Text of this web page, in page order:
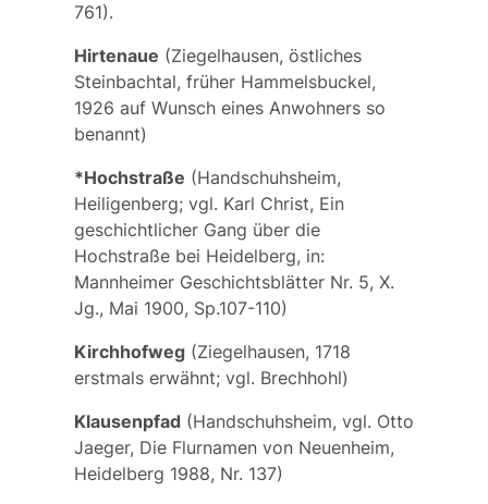
761).
Hirtenaue (Ziegelhausen, östliches
Steinbachtal, früher Hammelsbuckel,
1926 auf Wunsch eines Anwohners so
benannt)
*Hochstraße (Handschuhsheim,
Heiligenberg; vgl. Karl Christ, Ein
geschichtlicher Gang über die
Hochstraße bei Heidelberg, in:
Mannheimer Geschichtsblätter Nr. 5, X.
Jg., Mai 1900, Sp.107-110)
Kirchhofweg(Ziegelhausen, 1718
erstmals erwähnt; vgl. Brechhohl)
Klausenpfad(Handschuhsheim, vgl. Otto
Jaeger, Die Flurnamen von Neuenheim,
Heidelberg 1988, Nr. 137)